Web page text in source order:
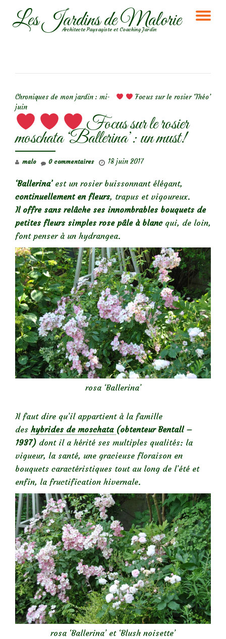
AllerLes Jardins de Malorie
Architecte Paysagiste et Coaching Jardin
Chroniques de mon jardin : mi-
juin
Focus sur le rosier ‘Théo’
Focus sur le rosier
moschata ‘Ballerina’: un must!
malo 18 juin 2017
0 commentaires
‘Ballerina’ est un rosier buissonnant élégant,
continuellement en fleurs, trapus et vigoureux.
Il offre sans relâche ses innombrables bouquets de
petites fleurs simples rose pâle à blanc qui, de loin,
font penser à un hydrangea.
rosa ‘Ballerina’
Il faut dire qu’il appartient à la famille
des hybrides de moschata (obtenteur Bentall –
1937) dont il a hérité ses multiples qualités: la
vigueur, la santé, une gracieuse floraison en
bouquets caractéristiques tout au long de l’été et
enfin, la fructification hivernale.
rosa ‘Ballerina’ et ‘Blush noisette’